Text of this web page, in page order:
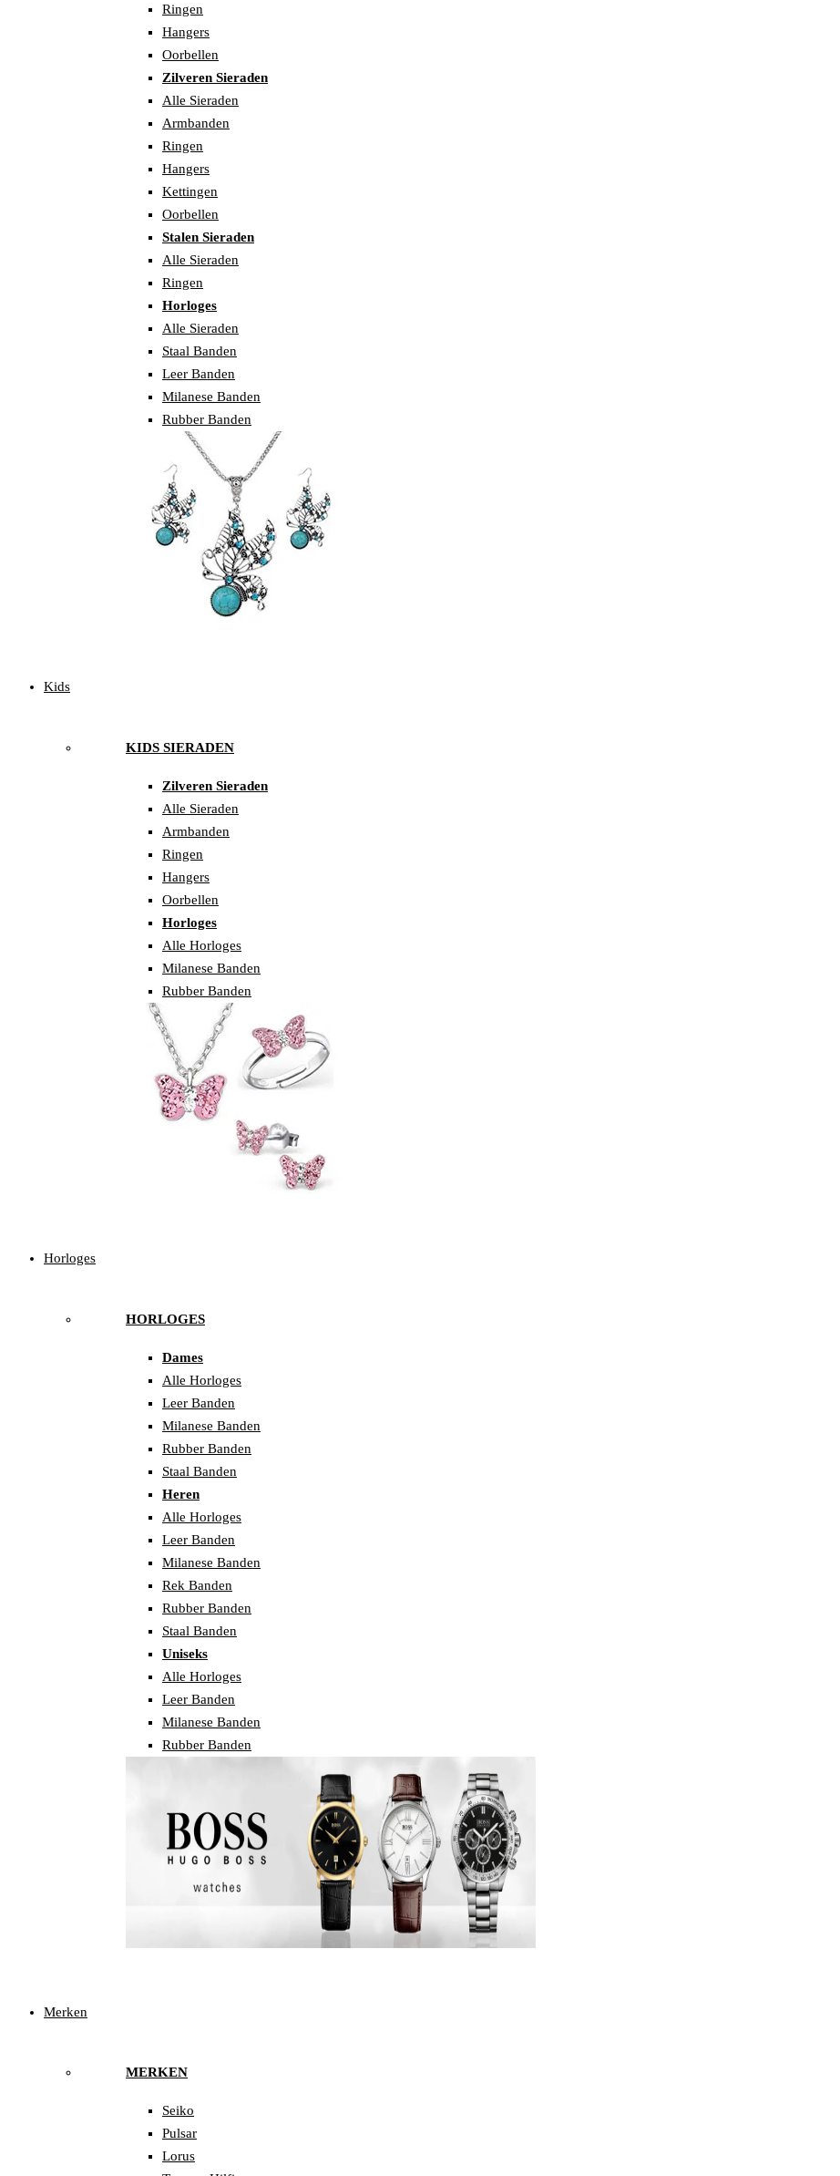
Ringen
Hangers
Oorbellen
Zilveren Sieraden
Alle Sieraden
Armbanden
Ringen
Hangers
Kettingen
Oorbellen
Stalen Sieraden
Alle Sieraden
Ringen
Horloges
Alle Sieraden
Staal Banden
Leer Banden
Milanese Banden
Rubber Banden
Kids
KIDS SIERADEN
Zilveren Sieraden
Alle Sieraden
Armbanden
Ringen
Hangers
Oorbellen
Horloges
Alle Horloges
Milanese Banden
Rubber Banden
Horloges
HORLOGES
Dames
Alle Horloges
Leer Banden
Milanese Banden
Rubber Banden
Staal Banden
Heren
Alle Horloges
Leer Banden
Milanese Banden
Rek Banden
Rubber Banden
Staal Banden
Uniseks
Alle Horloges
Leer Banden
Milanese Banden
Rubber Banden
Merken
MERKEN
Seiko
Pulsar
Lorus